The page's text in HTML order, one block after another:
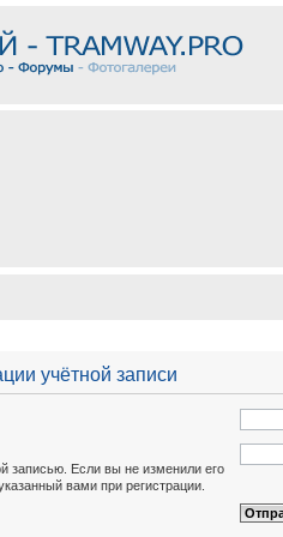
учётной записи
записью. Если вы не изменили его
вами при регистрации.